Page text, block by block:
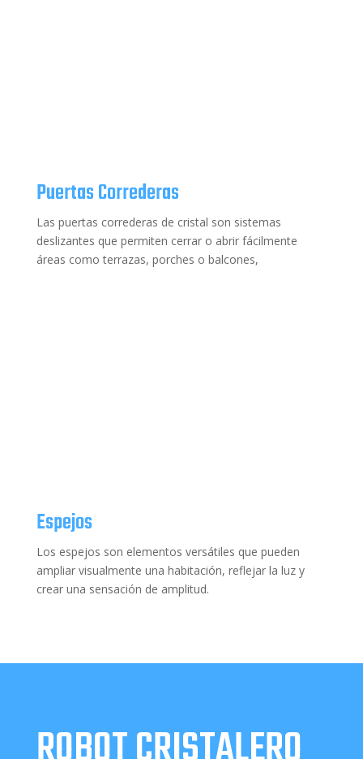
Puertas Correderas
Las puertas correderas de cristal son sistemas
deslizantes que permiten cerrar o abrir fácilmente
áreas como terrazas, porches o balcones,
Espejos
Los espejos son elementos versátiles que pueden
ampliar visualmente una habitación, reflejar la luz y
crear una sensación de amplitud.